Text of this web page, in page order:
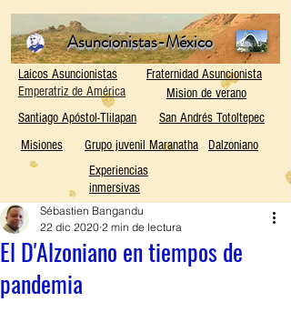
Asuncionistas-México
Laicos Asuncionistas
Fraternidad Asuncionista
Emperatriz de América
Mision de verano
Santiago Apóstol-Tlilapan
San Andrés Totoltepec
Misiones
Grupo juvenil Maranatha
Dalzoniano
Experiencias
inmersivas
El D'Alzoniano en tiempos de
pandemia
Sébastien Bangandu
22 dic 2020 2 min de lectura